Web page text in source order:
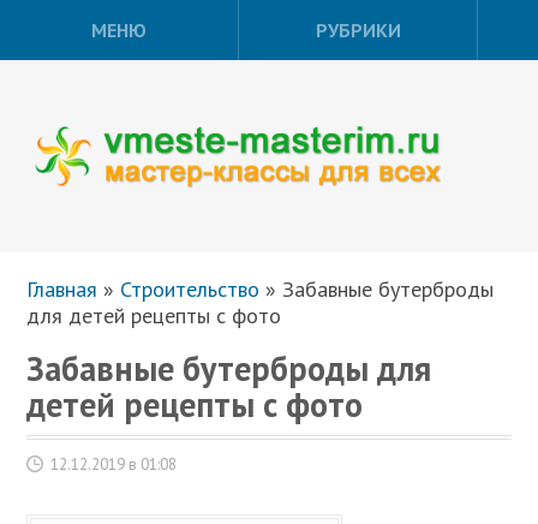
МЕНЮ РУБРИКИ
Главная » Строительство » Забавные бутерброды
для детей рецепты с фото
Забавные бутерброды для
детей рецепты с фото
12.12.2019 в 01:08